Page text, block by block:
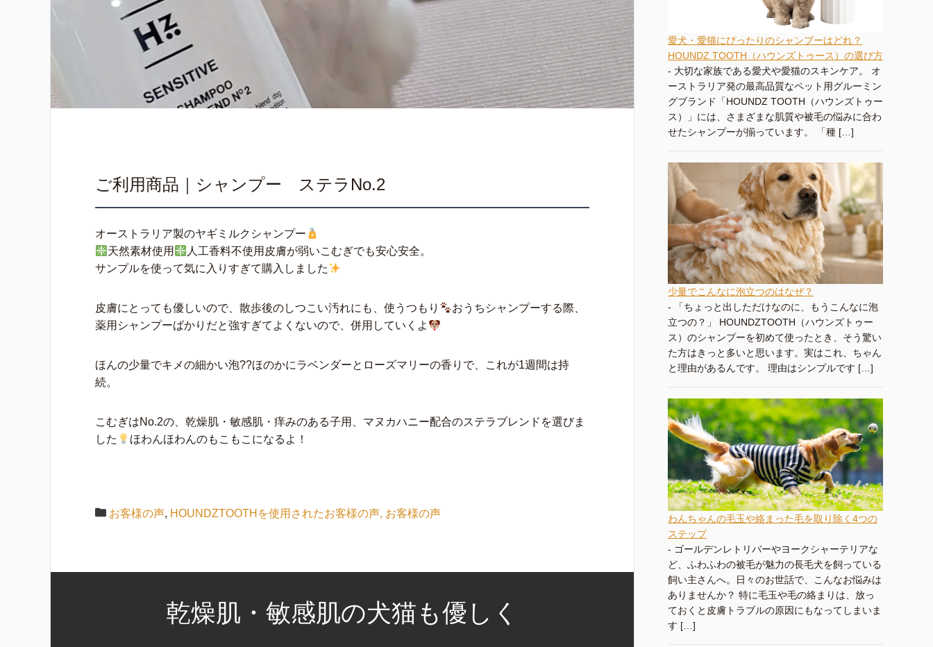
ご利用商品｜シャンプー ステラNo.2
オーストラリア製のヤギミルクシャンプー
天然素材使用
人工香料不使用皮膚が弱いこむぎでも安心安全。
サンプルを使って気に入りすぎて購入しました
皮膚にとっても優しいので、散歩後のしつこい汚れにも、使うつもり
おうちシャンプーする際、
薬用シャンプーばかりだと強すぎてよくないので、併用していくよ
ほんの少量でキメの細かい泡??ほのかにラベンダーとローズマリーの香りで、これが1週間は持
続。
こむぎはNo.2の、乾燥肌・敏感肌・痒みのある子用、マヌカハニー配合のステラブレンドを選びま
した
ほわんほわんのもこもこになるよ！
お客様の声, HOUNDZTOOTHを使用されたお客様の声, お客様の声
乾燥肌・敏感肌の犬猫も優しく
愛犬・愛猫にぴったりのシャンプーはどれ？
HOUNDZ TOOTH（ハウンズトゥース）の選び方
- 大切な家族である愛犬や愛猫のスキンケア。 オ
ーストラリア発の最高品質なペット用グルーミン
グブランド「HOUNDZ TOOTH（ハウンズトゥー
ス）」には、さまざまな肌質や被毛の悩みに合わ
せたシャンプーが揃っています。 「種 […]
少量でこんなに泡立つのはなぜ？
-
「ちょっと出しただけなのに、もうこんなに泡
立つの？」 HOUNDZTOOTH（ハウンズトゥー
ス）のシャンプーを初めて使ったとき、そう驚い
た方はきっと多いと思います。実はこれ、ちゃん
と理由があるんです。 理由はシンプルです […]
わんちゃんの毛玉や絡まった毛を取り除く4つの
ステップ
- ゴールデンレトリバーやヨークシャーテリアな
ど、ふわふわの被毛が魅力の長毛犬を飼っている
飼い主さんへ。日々のお世話で、こんなお悩みは
ありませんか？ 特に毛玉や毛の絡まりは、放っ
ておくと皮膚トラブルの原因にもなってしまいま
す […]